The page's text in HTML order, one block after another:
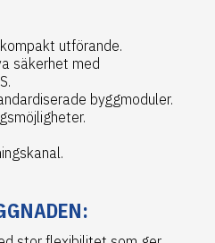
utförande.
säkerhet med
byggmoduler.